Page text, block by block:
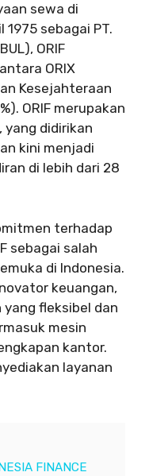
sewa di
1975 sebagai PT.
ORIF
ORIX
Kesejahteraan
ORIF merupakan
yang didirikan
kini menjadi
di lebih dari 28
terhadap
sebagai salah
di Indonesia.
keuangan,
fleksibel dan
mesin
kantor.
layanan
FINANCE